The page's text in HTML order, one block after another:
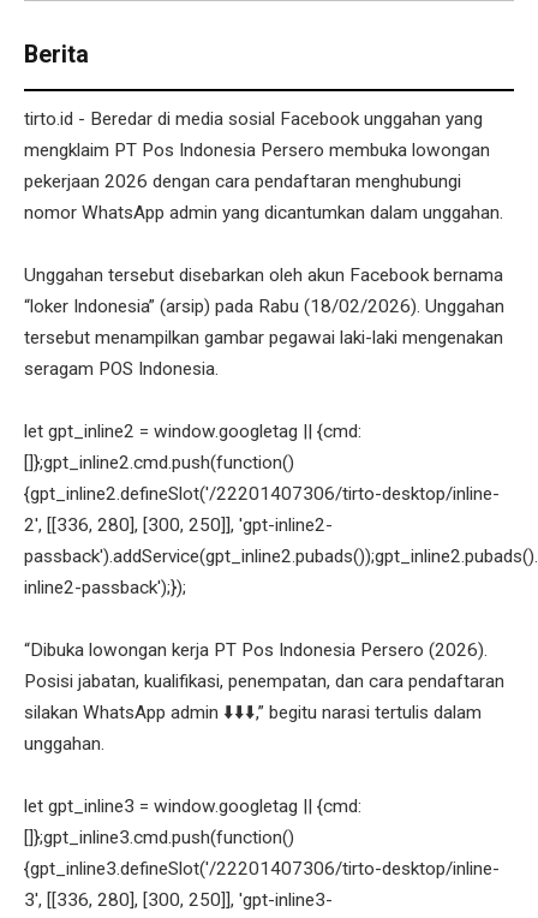
Berita
tirto.id - Beredar di media sosial Facebook unggahan yang
mengklaim PT Pos Indonesia Persero membuka lowongan
pekerjaan 2026 dengan cara pendaftaran menghubungi
nomor WhatsApp admin yang dicantumkan dalam unggahan.
Unggahan tersebut disebarkan oleh akun Facebook bernama
“loker Indonesia” (arsip) pada Rabu (18/02/2026). Unggahan
tersebut menampilkan gambar pegawai laki-laki mengenakan
seragam POS Indonesia.
let gpt_inline2 = window.googletag || {cmd:
[]};gpt_inline2.cmd.push(function()
{gpt_inline2.defineSlot('/22201407306/tirto-desktop/inline-
2', [[336, 280], [300, 250]], 'gpt-inline2-
inline2-passback');});
“Dibuka lowongan kerja PT Pos Indonesia Persero (2026).
Posisi jabatan, kualifikasi, penempatan, dan cara pendaftaran
silakan WhatsApp admin ⬇️⬇️⬇️,” begitu narasi tertulis dalam
unggahan.
let gpt_inline3 = window.googletag || {cmd:
[]};gpt_inline3.cmd.push(function()
{gpt_inline3.defineSlot('/22201407306/tirto-desktop/inline-
3', [[336, 280], [300, 250]], 'gpt-inline3-